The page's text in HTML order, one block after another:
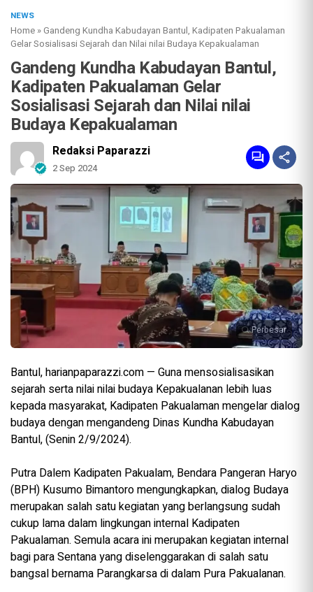
NEWS
Home »Gandeng Kundha Kabudayan Bantul, Kadipaten Pakualaman
Gelar Sosialisasi Sejarah dan Nilai nilai Budaya Kepakualaman
Gandeng Kundha Kabudayan Bantul,
Kadipaten Pakualaman Gelar
Sosialisasi Sejarah dan Nilai nilai
Budaya Kepakualaman
Redaksi Paparazzi
2 Sep 2024
Perbesar
Bantul, harianpaparazzi.com — Guna mensosialisasikan
sejarah serta nilai nilai budaya Kepakualanan lebih luas
kepada masyarakat, Kadipaten Pakualaman mengelar dialog
budaya dengan mengandeng Dinas Kundha Kabudayan
Bantul, (Senin 2/9/2024).
Putra Dalem Kadipaten Pakualam, Bendara Pangeran Haryo
(BPH) Kusumo Bimantoro mengungkapkan, dialog Budaya
merupakan salah satu kegiatan yang berlangsung sudah
cukup lama dalam lingkungan internal Kadipaten
Pakualaman. Semula acara ini merupakan kegiatan internal
bagi para Sentana yang diselenggarakan di salah satu
bangsal bernama Parangkarsa di dalam Pura Pakualanan.